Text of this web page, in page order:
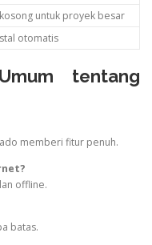
untuk proyek besar
otomatis
tentang
memberi fitur penuh.
offline.
batas.